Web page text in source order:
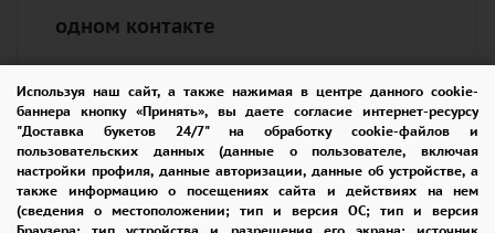
Используя наш сайт, а также нажимая в центре данного cookie-
баннера кнопку «Принять», вы даете согласие интернет-ресурсу
"Доставка букетов 24/7" на обработку cookie-файлов и
пользовательских данных (данные о пользователе, включая
настройки профиля, данные авторизации, данные об устройстве, а
также информацию о посещениях сайта и действиях на нем
(сведения о местоположении; тип и версия ОС; тип и версия
одном контакте
Выберите идеальный вариант в каталоге или
создайте уникальную композицию с нашими
мастерами.
Все решения — через единую точку доступа:
8 965 242-37-47